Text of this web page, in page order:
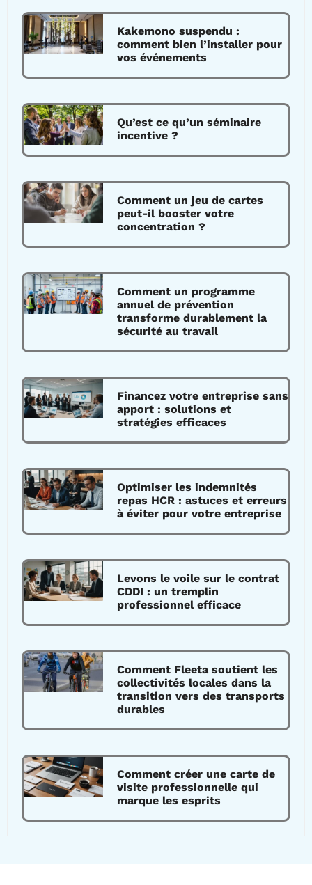
Kakemono suspendu :
comment bien l’installer pour
vos événements
Qu’est ce qu’un séminaire
incentive ?
Comment un jeu de cartes
peut-il booster votre
concentration ?
Comment un programme
annuel de prévention
transforme durablement la
sécurité au travail
Financez votre entreprise sans
apport : solutions et
stratégies efficaces
Optimiser les indemnités
repas HCR : astuces et erreurs
à éviter pour votre entreprise
Levons le voile sur le contrat
CDDI : un tremplin
professionnel efficace
Comment Fleeta soutient les
collectivités locales dans la
transition vers des transports
durables
Comment créer une carte de
visite professionnelle qui
marque les esprits